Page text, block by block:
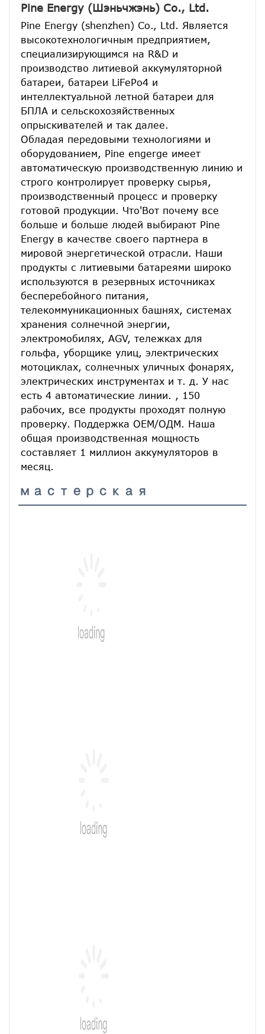
Pine Energy (Шэньчжэнь) Co., Ltd.
Pine Energy (shenzhen) Co., Ltd. Является
высокотехнологичным предприятием,
специализирующимся на R&D и
производство литиевой аккумуляторной
батареи, батареи LiFePo4 и
интеллектуальной летной батареи для
БПЛА и сельскохозяйственных
опрыскивателей и так далее.
Обладая передовыми технологиями и
оборудованием, Pine engerge имеет
автоматическую производственную линию и
строго контролирует проверку сырья,
производственный процесс и проверку
готовой продукции. Что'Вот почему все
больше и больше людей выбирают Pine
Energy в качестве своего партнера в
мировой энергетической отрасли. Наши
продукты с литиевыми батареями широко
используются в резервных источниках
бесперебойного питания,
телекоммуникационных башнях, системах
хранения солнечной энергии,
электромобилях, AGV, тележках для
гольфа, уборщике улиц, электрических
мотоциклах, солнечных уличных фонарях,
электрических инструментах и ​​т. д. У нас
есть 4 автоматические линии. , 150
рабочих, все продукты проходят полную
проверку. Поддержка ОЕМ/ОДМ. Наша
общая производственная мощность
составляет 1 миллион аккумуляторов в
месяц.
мастерская